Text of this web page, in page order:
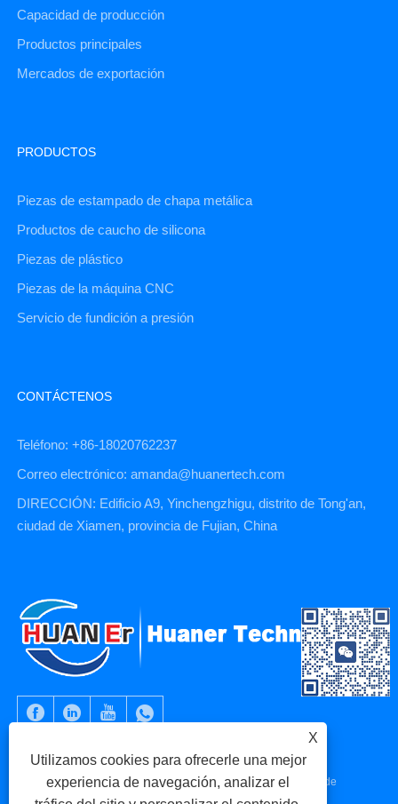
Capacidad de producción
Productos principales
Mercados de exportación
PRODUCTOS
Piezas de estampado de chapa metálica
Productos de caucho de silicona
Piezas de plástico
Piezas de la máquina CNC
Servicio de fundición a presión
CONTÁCTENOS
Teléfono: +86-18020762237
Correo electrónico: amanda@huanertech.com
DIRECCIÓN: Edificio A9, Yinchengzhigu, distrito de Tong'an,
ciudad de Xiamen, provincia de Fujian, China
Copyright © 2023 Xiamen Huaner Technology Co., Ltd - Piezas de
X
Utilizamos cookies para ofrecerle una mejor
experiencia de navegación, analizar el